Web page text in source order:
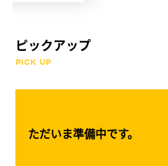
ピックアップ
PICK UP
ただいま準備中です。